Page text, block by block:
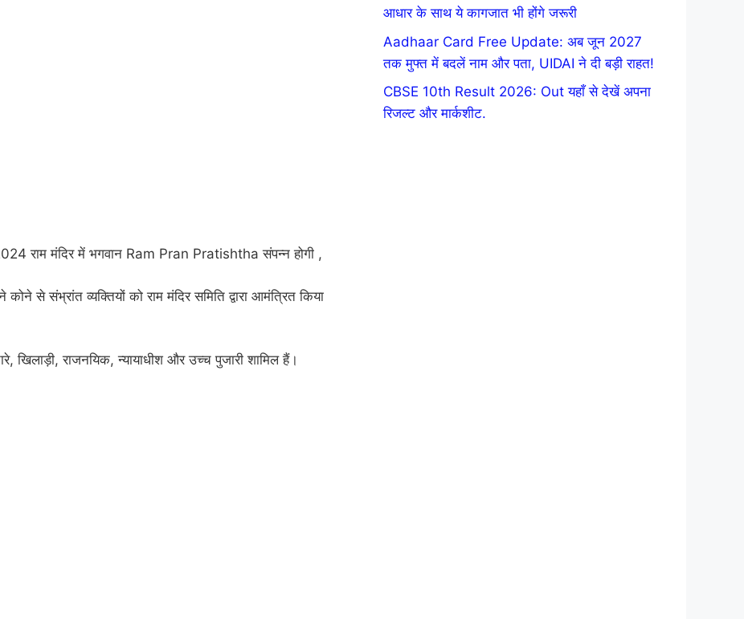
राम मंदिर में भगवान Ram Pran Pratishtha संपन्न होगी ,
से संभ्रांत व्यक्तियों को राम मंदिर समिति द्वारा आमंत्रित किया
खिलाड़ी, राजनयिक, न्यायाधीश और उच्च पुजारी शामिल हैं।
आधार के साथ ये कागजात भी होंगे जरूरी
Aadhaar Card Free Update: अब जून 2027
तक मुफ्त में बदलें नाम और पता, UIDAI ने दी बड़ी राहत!
CBSE 10th Result 2026: Out यहाँ से देखें अपना
रिजल्ट और मार्कशीट.